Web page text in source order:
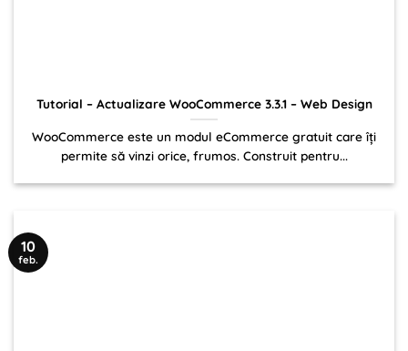
Tutorial – Actualizare WooCommerce 3.3.1 – Web Design
WooCommerce este un modul eCommerce gratuit care îți
permite să vinzi orice, frumos. Construit pentru...
10
feb.